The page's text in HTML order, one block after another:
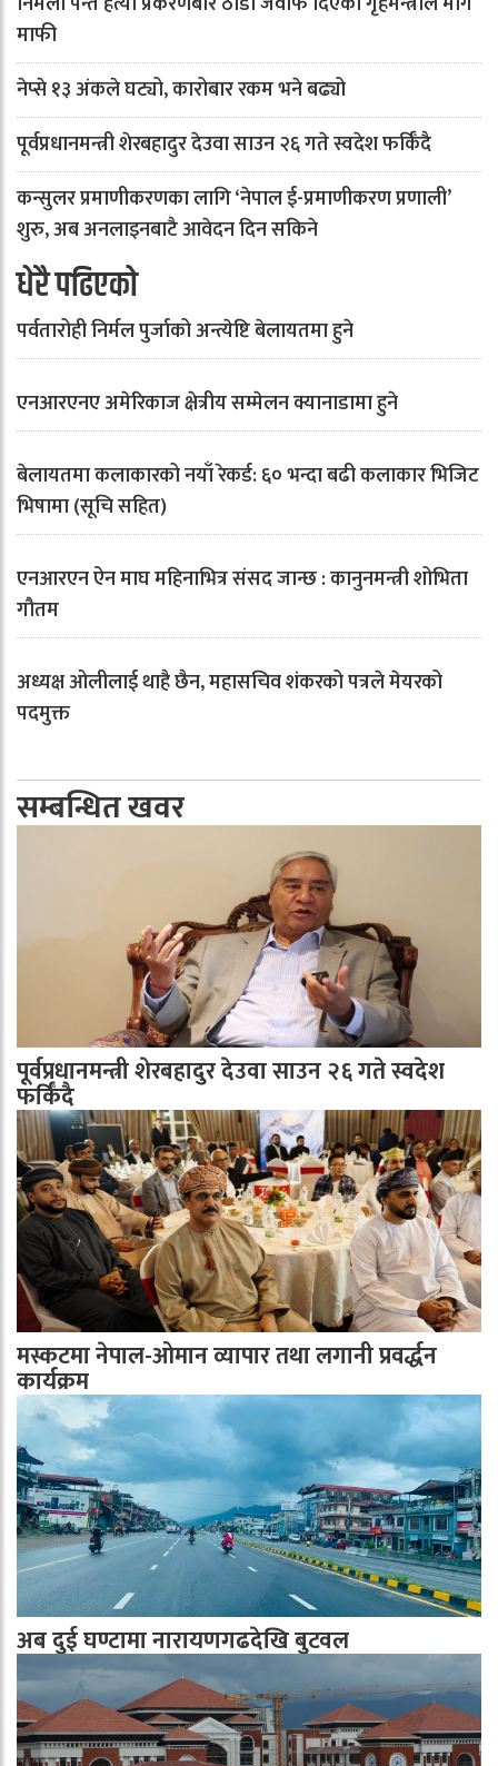
माफी
नेप्से १३ अंकले घट्यो, कारोबार रकम भने बढ्यो
पूर्वप्रधानमन्त्री शेरबहादुर देउवा साउन २६ गते स्वदेश फर्किँदै
कन्सुलर प्रमाणीकरणका लागि ‘नेपाल ई-प्रमाणीकरण प्रणाली’
शुरु, अब अनलाइनबाटै आवेदन दिन सकिने
धेरै पढिएको
पर्वतारोही निर्मल पुर्जाको अन्त्येष्टि बेलायतमा हुने
एनआरएनए अमेरिकाज क्षेत्रीय सम्मेलन क्यानाडामा हुने
बेलायतमा कलाकारको नयाँ रेकर्ड: ६० भन्दा बढी कलाकार भिजिट
भिषामा (सूचि सहित)
एनआरएन ऐन माघ महिनाभित्र संसद जान्छ : कानुनमन्त्री शोभिता
गौतम
अध्यक्ष ओलीलाई थाहै छैन, महासचिव शंकरको पत्रले मेयरको
पदमुक्त
सम्बन्धित खवर
पूर्वप्रधानमन्त्री शेरबहादुर देउवा साउन २६ गते स्वदेश
फर्किँदै
मस्कटमा नेपाल-ओमान व्यापार तथा लगानी प्रवर्द्धन
कार्यक्रम
अब दुई घण्टामा नारायणगढदेखि बुटवल